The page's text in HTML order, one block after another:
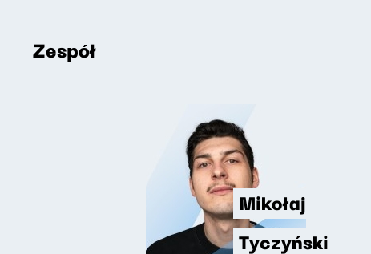
Zespół
Mikołaj
Tyczyński